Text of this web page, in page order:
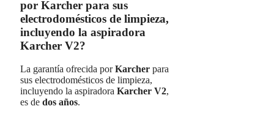
por Karcher para sus
electrodomésticos de limpieza,
incluyendo la aspiradora
Karcher V2?
La garantía ofrecida porKarcher para
sus electrodomésticos de limpieza,
incluyendo la aspiradora Karcher V2,
es de dos años.